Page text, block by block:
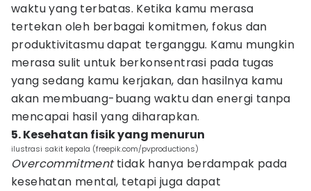
waktu yang terbatas. Ketika kamu merasa
tertekan oleh berbagai komitmen, fokus dan
produktivitasmu dapat terganggu. Kamu mungkin
merasa sulit untuk berkonsentrasi pada tugas
yang sedang kamu kerjakan, dan hasilnya kamu
akan membuang-buang waktu dan energi tanpa
mencapai hasil yang diharapkan.
5. Kesehatan fisik yang menurun
ilustrasi sakit kepala (freepik.com/pvproductions)
Overcommitmenttidak hanya berdampak pada
kesehatan mental, tetapi juga dapat